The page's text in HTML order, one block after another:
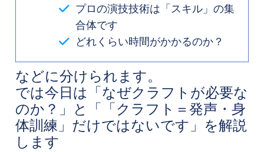
プロの演技技術は「スキル」の集
合体です
どれくらい時間がかかるのか？
などに分けられます。
では今日は「なぜクラフトが必要な
のか？」と「「クラフト＝発声・身
体訓練」だけではないです」を解説
します